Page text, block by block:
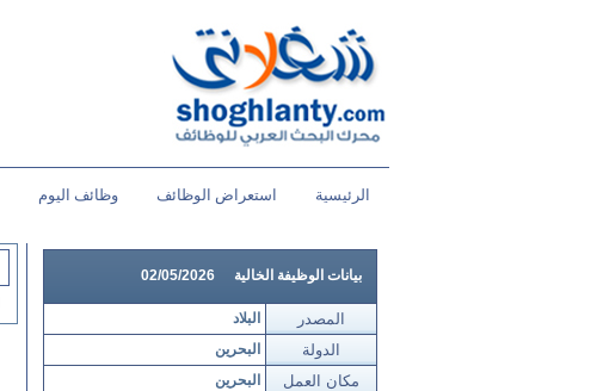
الرئيسية استعراض الوظائف وظائف اليوم
بيانات الوظيفة الخالية 02/05/2026
البلاد المصدر
البحرين الدولة
البحرين مكان العمل